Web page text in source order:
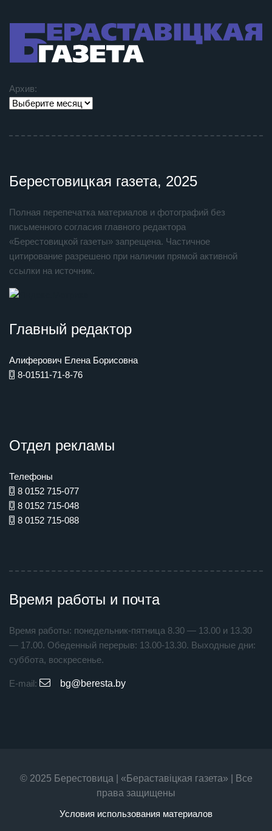
Архив:
Берестовицкая газета, 2025
Полная перепечатка материалов и фотографий без
письменного согласия главного редактора
«Берестовицкой газеты» запрещена. Частичное
цитирование разрешено при наличии прямой активной
ссылки на источник.
Главный редактор
Алиферович Елена Борисовна
8-01511-71-8-76
Отдел рекламы
Телефоны
8 0152 715-077
8 0152 715-048
8 0152 715-088
Время работы и почта
Время работы: понедельник-пятница 8.30 — 13.00 и 13.30
— 17.00. Обеденный перерыв: 13.00-13.30. Выходные дни:
суббота, воскресенье.
E-mail: bg@beresta.by
© 2025 Берестовица | «Бераставiцкая газета» | Все
права защищены
Условия использования материалов